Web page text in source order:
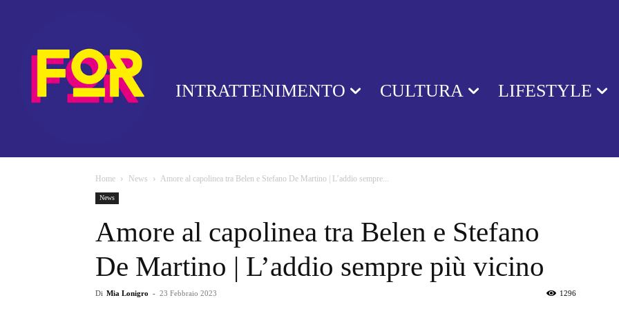
INTRATTENIMENTO CULTURA LIFESTYLE
Home News Amore al capolinea tra Belen e Stefano De Martino | L’addio sempre...
News
Amore al capolinea tra Belen e Stefano
De Martino | L’addio sempre più vicino
Di Mia Lonigro - 23 Febbraio 2023 1296